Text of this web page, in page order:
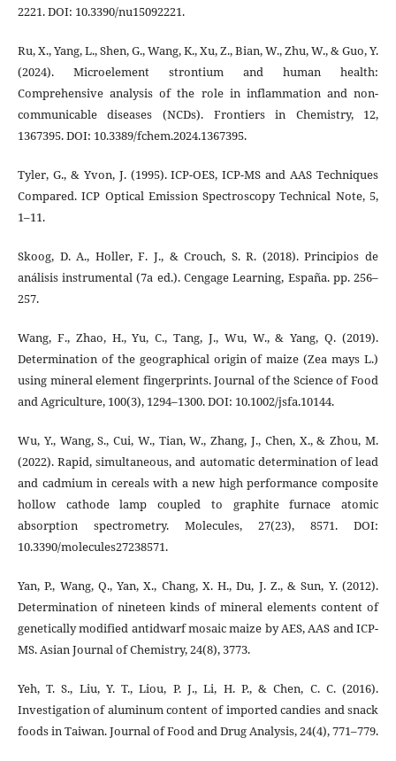
2221. DOI: 10.3390/nu15092221.
Ru, X., Yang, L., Shen, G., Wang, K., Xu, Z., Bian, W., Zhu, W., & Guo, Y.
(2024). Microelement strontium and human health:
Comprehensive analysis of the role in inflammation and non-
communicable diseases (NCDs). Frontiers in Chemistry, 12,
1367395. DOI: 10.3389/fchem.2024.1367395.
Tyler, G., & Yvon, J. (1995). ICP-OES, ICP-MS and AAS Techniques
Compared. ICP Optical Emission Spectroscopy Technical Note, 5,
1–11.
Skoog, D. A., Holler, F. J., & Crouch, S. R. (2018). Principios de
análisis instrumental (7a ed.). Cengage Learning, España. pp. 256–
257.
Wang, F., Zhao, H., Yu, C., Tang, J., Wu, W., & Yang, Q. (2019).
Determination of the geographical origin of maize (Zea mays L.)
using mineral element fingerprints. Journal of the Science of Food
and Agriculture, 100(3), 1294–1300. DOI: 10.1002/jsfa.10144.
Wu, Y., Wang, S., Cui, W., Tian, W., Zhang, J., Chen, X., & Zhou, M.
(2022). Rapid, simultaneous, and automatic determination of lead
and cadmium in cereals with a new high performance composite
hollow cathode lamp coupled to graphite furnace atomic
absorption spectrometry. Molecules, 27(23), 8571. DOI:
10.3390/molecules27238571.
Yan, P., Wang, Q., Yan, X., Chang, X. H., Du, J. Z., & Sun, Y. (2012).
Determination of nineteen kinds of mineral elements content of
genetically modified antidwarf mosaic maize by AES, AAS and ICP-
MS. Asian Journal of Chemistry, 24(8), 3773.
Yeh, T. S., Liu, Y. T., Liou, P. J., Li, H. P., & Chen, C. C. (2016).
Investigation of aluminum content of imported candies and snack
foods in Taiwan. Journal of Food and Drug Analysis, 24(4), 771–779.